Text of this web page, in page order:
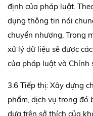
định của pháp luật.
dụng thông tin nói
chuyển nhượng. Trong
xử lý dữ liệu sẽ được
của pháp luật và Chính
3.6 Tiếp thị: Xây dựng
phẩm, dịch vụ trong đó
dựa trên sở thích của